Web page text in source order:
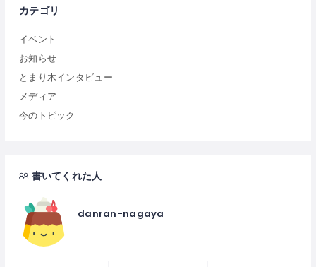
カテゴリ
イベント
お知らせ
とまり木インタビュー
メディア
今のトピック
書いてくれた人
danran-nagaya